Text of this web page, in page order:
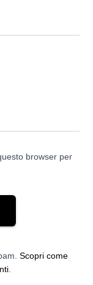
browser per
Scopri come
.